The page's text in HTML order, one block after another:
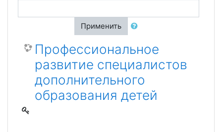
Применить
Профессиональное
развитие специалистов
дополнительного
образования детей